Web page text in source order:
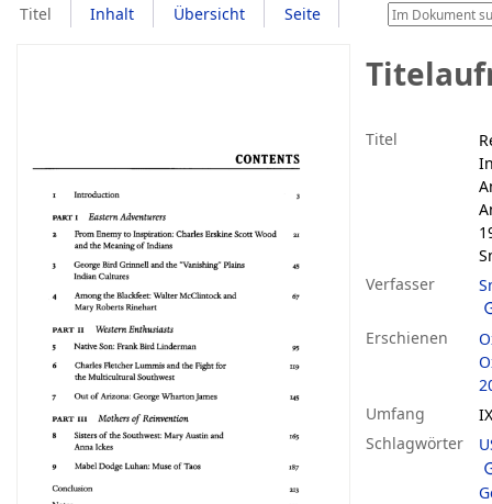
Titel Inhalt Übersicht Seite
Titel
Verfasser
Erschienen
Umfang
Schlagwörter